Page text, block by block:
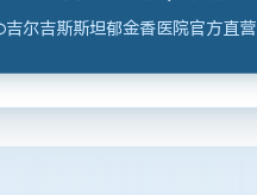
吉尔吉斯斯坦郁金香医院官方直